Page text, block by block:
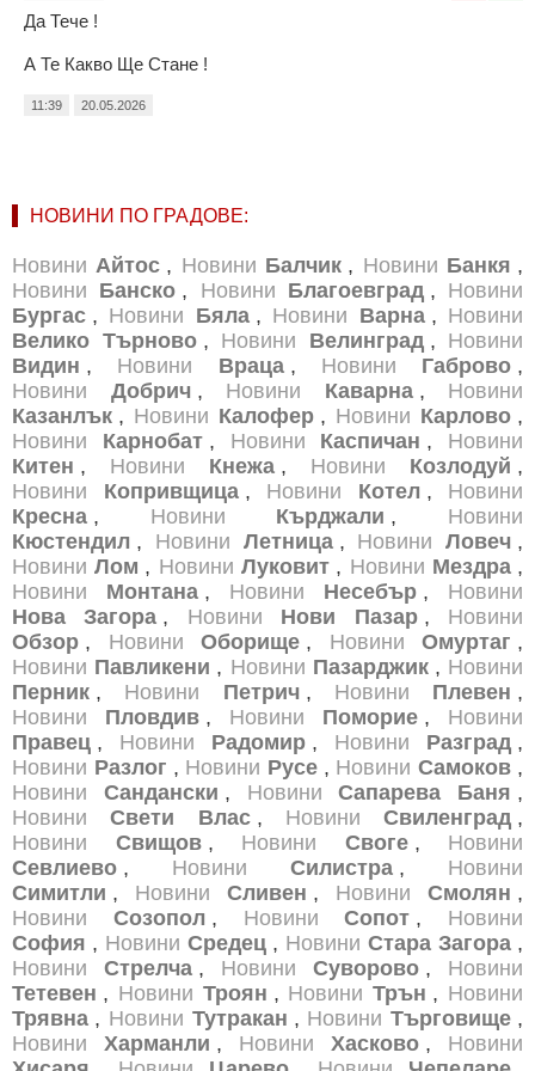
Да Тече !
А Те Какво Ще Стане !
11:39 20.05.2026
НОВИНИ ПО ГРАДОВЕ:
Новини Айтос , Новини Балчик , Новини Банкя ,
Новини Банско , Новини Благоевград , Новини
Бургас , Новини Бяла , Новини Варна , Новини
Велико Търново , Новини Велинград , Новини
Видин , Новини Враца , Новини Габрово ,
Новини
Добрич , Новини Каварна , Новини
Казанлък , Новини Калофер , Новини Карлово ,
Новини
Карнобат , Новини Каспичан , Новини
Китен , Новини Кнежа , Новини Козлодуй ,
Новини
Копривщица , Новини Котел , Новини
Кресна , Новини Кърджали , Новини
Кюстендил , Новини Летница , Новини Ловеч ,
Новини Лом , Новини Луковит , Новини Мездра ,
Новини
Монтана , Новини Несебър , Новини
Нова Загора , Новини Нови Пазар , Новини
Обзор , Новини Оборище , Новини Омуртаг ,
Новини Павликени , Новини Пазарджик , Новини
Перник , Новини Петрич , Новини Плевен ,
Новини
Пловдив , Новини Поморие , Новини
Правец , Новини Радомир , Новини Разград ,
Новини Разлог , Новини Русе , Новини Самоков ,
Новини
Сандански , Новини Сапарева Баня ,
Новини
Свети Влас , Новини Свиленград ,
Новини
Свищов , Новини Своге , Новини
Севлиево , Новини Силистра , Новини
Симитли , Новини Сливен , Новини Смолян ,
Новини
Созопол , Новини Сопот , Новини
София , Новини Средец , Новини Стара Загора ,
Новини
Стрелча , Новини Суворово , Новини
Тетевен , Новини Троян , Новини Трън , Новини
Трявна , Новини Тутракан , Новини Търговище ,
Новини
Харманли , Новини Хасково , Новини